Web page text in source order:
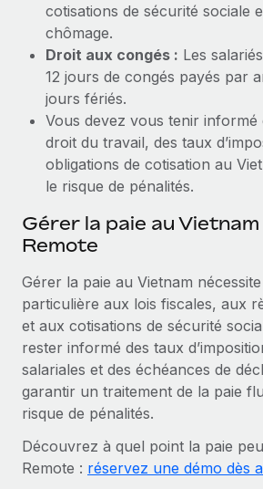
cotisations de sécurité sociale
chômage.
Droit aux congés : Les
12 jours de congés payés par
jours fériés.
Vous devez vous tenir informé
droit du travail, des taux
obligations de cotisation au
le risque de pénalités.
Gérer la paie au
Remote
Gérer la paie au Vietnam
particulière aux lois fiscales, aux
et aux cotisations de sécurité
rester informé des taux
salariales et des échéances de
garantir un traitement de la paie
risque de pénalités.
Découvrez à quel point la paie
Remote : réservez une démo dès